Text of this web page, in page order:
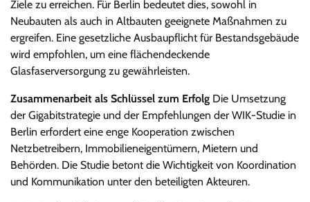
Ziele zu erreichen. Für Berlin bedeutet dies, sowohl in
Neubauten als auch in Altbauten geeignete Maßnahmen zu
ergreifen. Eine gesetzliche Ausbaupflicht für Bestandsgebäude
wird empfohlen, um eine flächendeckende
Glasfaserversorgung zu gewährleisten.
Zusammenarbeit als Schlüssel zum Erfolg Die Umsetzung
der Gigabitstrategie und der Empfehlungen der WIK-Studie in
Berlin erfordert eine enge Kooperation zwischen
Netzbetreibern, Immobilieneigentümern, Mietern und
Behörden. Die Studie betont die Wichtigkeit von Koordination
und Kommunikation unter den beteiligten Akteuren.